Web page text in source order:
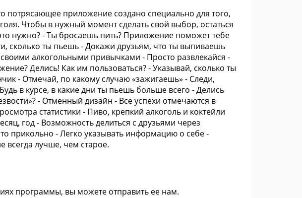
потрясающее приложение создано специально для того,
Чтобы в нужный момент сделать свой выбор, остаться
нужно? - Ты бросаешь пить? Приложение поможет тебе
сколько ты пьешь - Докажи друзьям, что ты выпиваешь
алкогольными привычками - Просто развлекайся -
Делись! Как им пользоваться? - Указывай, сколько ты
- Отмечай, по какому случаю «зажигаешь» - Следи,
в курсе, в какие дни ты пьешь больше всего - Делись
- Отменный дизайн - Все успехи отмечаются в
статистики - Пиво, крепкий алкоголь и коктейли
год - Возможность делиться с друзьями через
прикольно - Легко указывать информацию о себе -
всегда лучше, чем старое.
программы, вы можете отправить ее нам.